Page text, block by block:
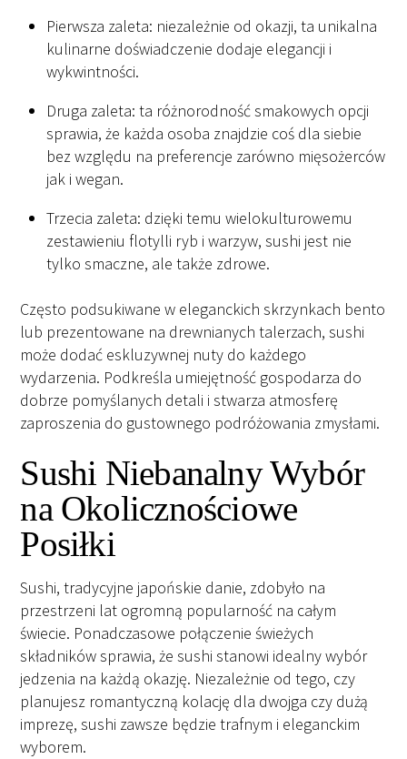
Pierwsza zaleta: niezależnie od okazji, ta unikalna
kulinarne doświadczenie dodaje elegancji i
wykwintności.
Druga zaleta: ta różnorodność smakowych opcji
sprawia, że każda osoba znajdzie coś dla siebie
bez względu na preferencje zarówno mięsożerców
jak i wegan.
Trzecia zaleta: dzięki temu wielokulturowemu
zestawieniu flotylli ryb i warzyw, sushi jest nie
tylko smaczne, ale także zdrowe.
Często podsukiwane w eleganckich skrzynkach bento
lub prezentowane na drewnianych talerzach, sushi
może dodać eskluzywnej nuty do każdego
wydarzenia. Podkreśla umiejętność gospodarza do
dobrze pomyślanych detali i stwarza atmosferę
zaproszenia do gustownego podróżowania zmysłami.
Sushi Niebanalny Wybór
na Okolicznościowe
Posiłki
Sushi, tradycyjne japońskie danie, zdobyło na
przestrzeni lat ogromną popularność na całym
świecie. Ponadczasowe połączenie świeżych
składników sprawia, że sushi stanowi idealny wybór
jedzenia na każdą okazję. Niezależnie od tego, czy
planujesz romantyczną kolację dla dwojga czy dużą
imprezę, sushi zawsze będzie trafnym i eleganckim
wyborem.